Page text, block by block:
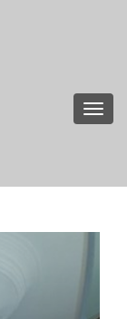
Toggle
navigation